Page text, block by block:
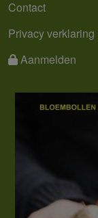
Contact
Privacy verklaring
Aanmelden